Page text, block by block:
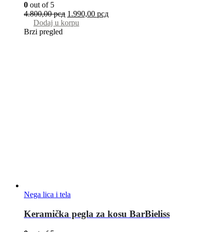
0 out of 5
4.800,00рсд 1.990,00 рсд
Dodaj u korpu
Brzi pregled
Nega lica i tela
Keramička pegla za kosu BarBieliss